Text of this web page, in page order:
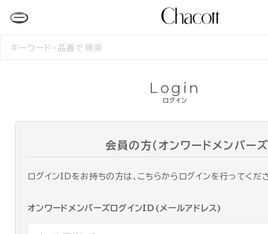
検
ログイン
Login
会員の方（オンワードメンバーズ
ログインIDをお持ちの方は、こちらからログインを行ってくだ
オンワードメンバーズログインID(メールアドレス)